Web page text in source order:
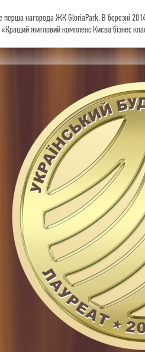
нагорода ЖК GloriaPark. В березні
«Кращий житловий комплекс Києва бізнес